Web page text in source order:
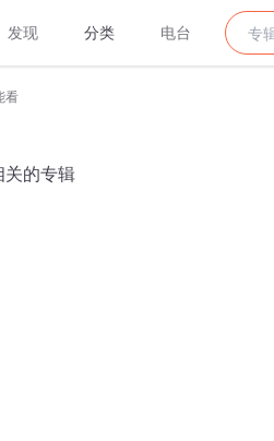
发现 分类 电台
看
关的专辑